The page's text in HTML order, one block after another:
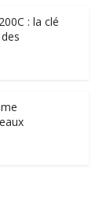
: la clé